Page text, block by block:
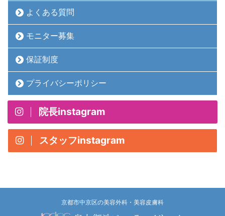
よくある質問
モニター募集
保証制度
プライバシーポリシー
院長instagram
スタッフinstagram
京都市中京区の美容外科・美容皮膚科